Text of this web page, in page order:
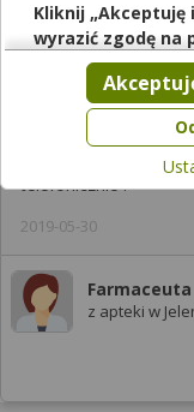
Mirena kosztuje 600
szpitalu . czy
telefonicznie .
2019-05-30
Farmaceuta
z apteki w
Kliknij „Akceptuję
wyrazić zgodę na
partnerów
Pamiętaj, że
zgodę możesz w
zgodę na
celach. Jeżeli
dokonać za pomocą
Więcej informacji
zewnętrznych w
Serwisu.